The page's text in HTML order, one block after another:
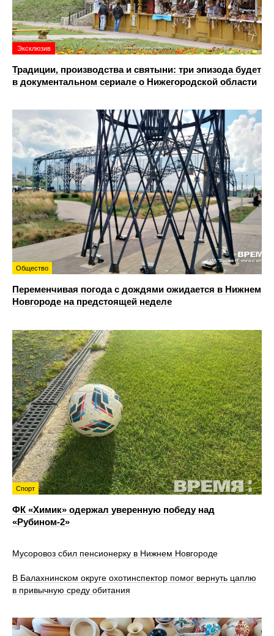
Эксклюзив
Традиции, производства и святыни: три эпизода будет
в документальном сериале о Нижегородской области
Общество
Переменчивая погода с дождями ожидается в Нижнем
Новгороде на предстоящей неделе
Спорт
ФК «Химик» одержал уверенную победу над
«Рубином‑2»
Мусоровоз сбил пенсионерку в Нижнем Новгороде
В Балахнинском округе охотинспектор помог вернуть цаплю
в привычную среду обитания